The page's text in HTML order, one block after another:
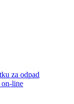
za odpad
on-line